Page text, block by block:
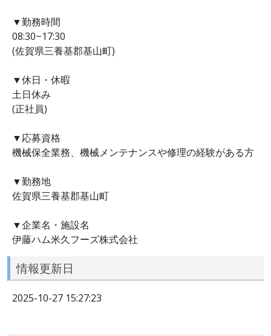
▼勤務時間
08:30~17:30
(佐賀県三養基郡基山町)
▼休日・休暇
土日休み
(正社員)
▼応募資格
機械保全業務、機械メンテナンスや修理の経験がある方
▼勤務地
佐賀県三養基郡基山町
▼企業名・施設名
伊藤ハム米久フーズ株式会社
情報更新日
2025-10-27 15:27:23